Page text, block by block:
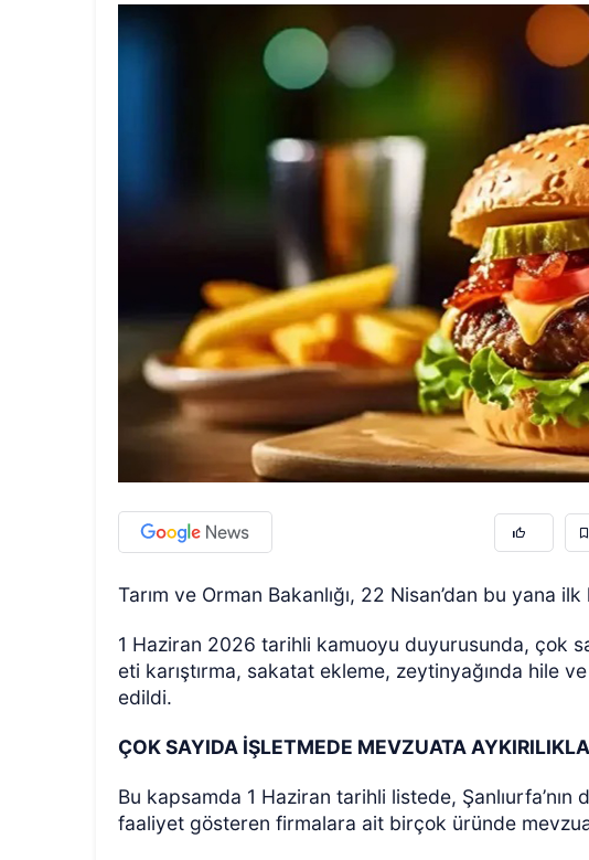
Tarım ve Orman Bakanlığı, 22 Nisan’dan bu yana
1 Haziran 2026 tarihli kamuoyu duyurusunda, çok
eti karıştırma, sakatat ekleme, zeytinyağında hile
edildi.
ÇOK SAYIDA İŞLETMEDE MEVZUATA
Bu kapsamda 1 Haziran tarihli listede,
faaliyet gösteren firmalara ait birçok üründe